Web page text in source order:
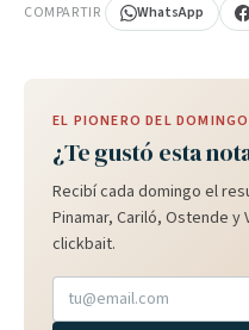
COMPARTIR WhatsApp
EL PIONERO DEL DOMINGO
¿Te gustó esta
Recibí cada domingo el
Pinamar, Cariló, Ostende y
clickbait.